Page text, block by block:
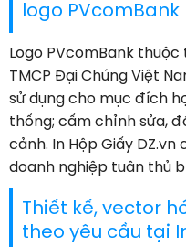
logo PVcomBank
Logo PVcomBank
TMCP Đại Chúng Việt
sử dụng cho mục đích
thống; cấm chỉnh sửa,
cảnh. In Hộp Giấy
doanh nghiệp tuân thủ
Thiết kế, vector
theo yêu cầu tại